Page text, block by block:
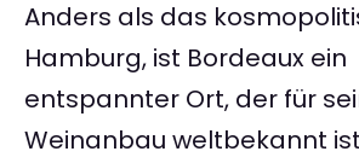
Anders als das
Hamburg, ist Bordeaux ein
entspannter Ort, der für
Weinanbau weltbekannt